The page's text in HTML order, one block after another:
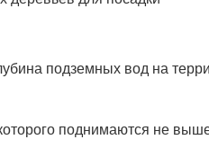
подземных вод на
поднимаются не